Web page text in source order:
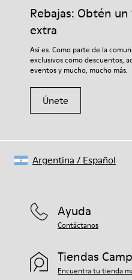
Rebajas: Obtén
extra
Así es. Como parte de la
exclusivos como descuentos,
eventos y mucho, mucho más.
Únete
Ayuda
Contáctanos
Tiendas
Encuentra tu tienda
Argentina / Español